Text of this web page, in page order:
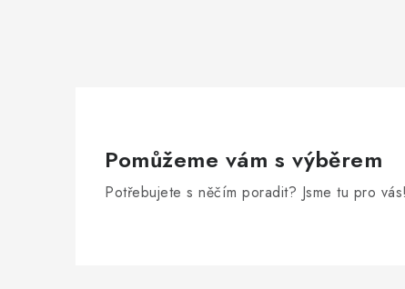
Pomůžeme vám s výběrem
Potřebujete s něčím poradit? Jsme tu pro vás!